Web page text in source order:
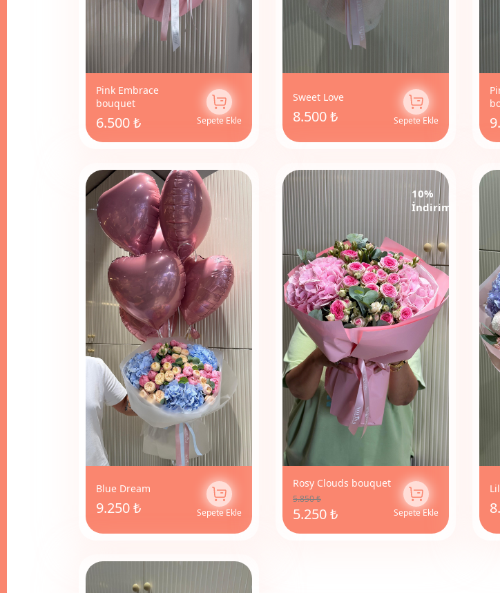
Pink Embrace
bouquet
6.500 ₺ Sepete Ekle
Sweet Love
8.500 ₺ Sepete Ekle
Blue Dream
9.250 ₺ Sepete Ekle
10%
İndirim
Rosy Clouds bouquet
5.850 ₺
5.250 ₺ Sepete Ekle